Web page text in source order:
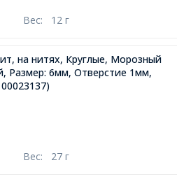
Вес: 12 г
на нитях, Круглые, Морозный
Размер: 6мм, Отверстие 1мм,
Вес: 27 г